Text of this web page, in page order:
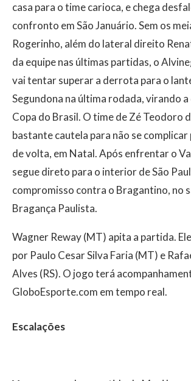
casa para o time carioca, e chega
confronto em São Januário. Sem os
Rogerinho, além do lateral direito
da equipe nas últimas partidas, o
vai tentar superar a derrota para o
Segundona na última rodada, virando a
Copa do Brasil. O time de Zé Teodoro
bastante cautela para não se
de volta, em Natal. Após enfrentar o
segue direto para o interior de São
compromisso contra o Bragantino, no
Bragança Paulista.
Wagner Reway (MT) apita a partida.
por Paulo Cesar Silva Faria (MT) e
Alves (RS). O jogo terá
GloboEsporte.com em tempo real.
Escalações